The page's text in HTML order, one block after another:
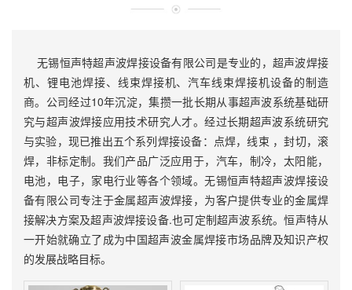
无锡恒声特超声波焊接设备有限公司是专业的，超声波焊接
机、锂电池焊接、线束焊接机、汽车线束焊接机设备的制造
商。公司经过10年沉淀，集攒一批长期从事超声波系统基础研
究与超声波焊接应用技术研究人才。经过长期超声波系统研究
与实验，现已推出五个系列焊接设备：点焊，线束 ，封切，滚
焊，非标定制。我们产品广泛应用于，汽车，制冷，太阳能，
电池，电子，家电行业等各个领域。无锡恒声特超声波焊接设
备有限公司专注于金属超声波焊接，为客户提供专业的金属焊
接解决方案及超声波焊接设备.也可定制超声波系统。恒声特从
一开始就确立了成为中国超声波金属焊接市场品牌及知识产权
的发展战略目标。